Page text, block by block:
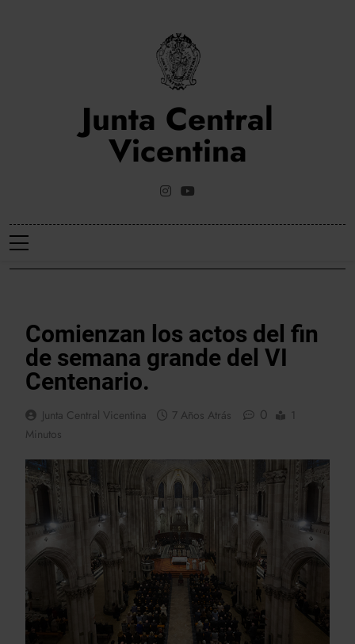
Junta Central
Vicentina
Web Oficial De La Junta Central Vicentina De Valencia
Comienzan los actos del fin
de semana grande del VI
Centenario.
Junta Central Vicentina 7 Años Atrás 0
1
Minutos